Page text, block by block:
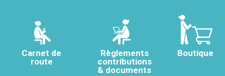
Carnet de
route
Règlements
contributions
& documents
Boutique